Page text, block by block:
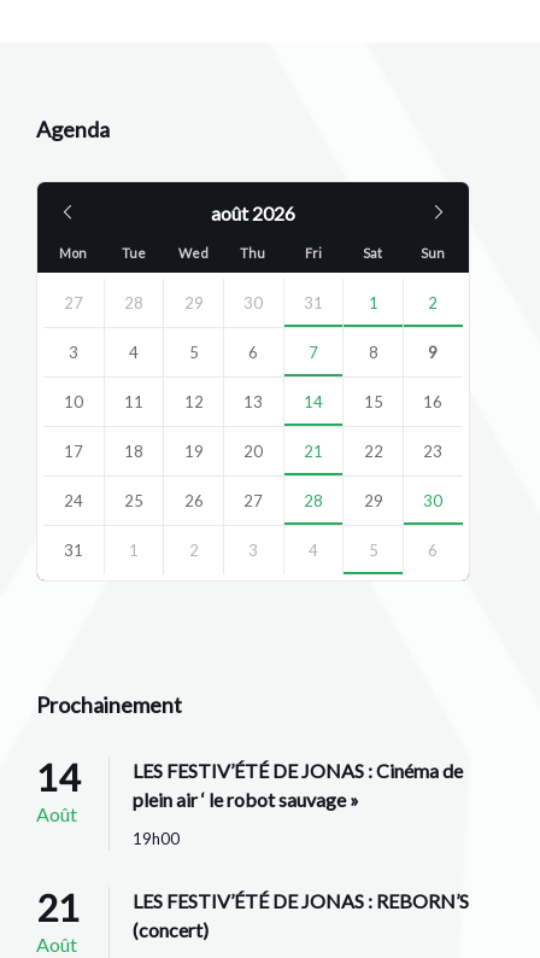
Agenda
août2026
Month
Mon Tue Wed Thu Fri Sat Sun
calendar
27 28 29 30 31 1 2
3 4 5 6 7 8 9
10 11 12 13 14 15 16
17 18 19 20 21 22 23
24 25 26 27 28 29 30
31 1 2 3 4 5 6
Prochainement
14
Août
LES FESTIV’ÉTÉ DE JONAS : Cinéma de
plein air ‘ le robot sauvage »
19h00
21
Août
LES FESTIV’ÉTÉ DE JONAS : REBORN’S
(concert)